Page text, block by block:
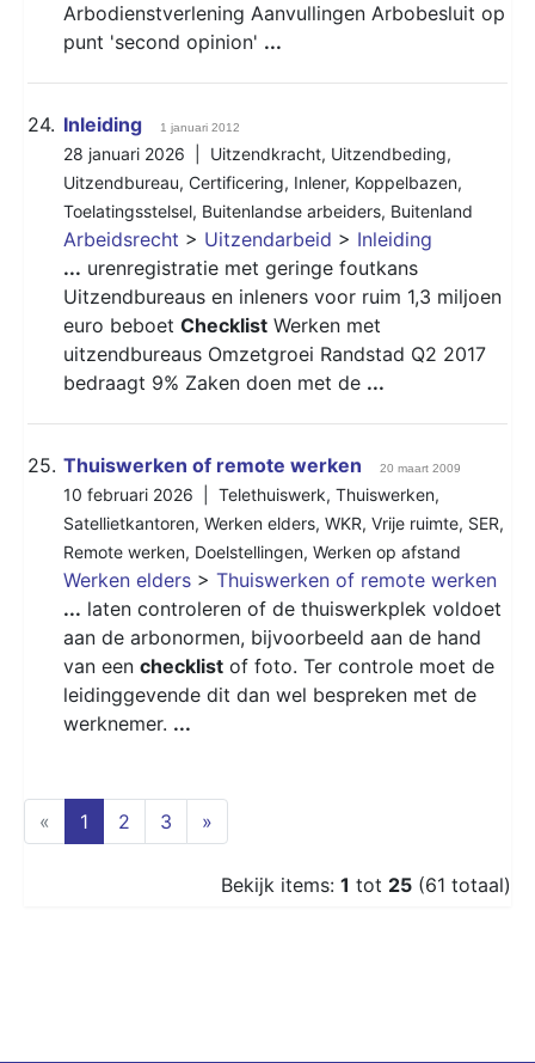
Arbodienstverlening Aanvullingen Arbobesluit op
punt 'second opinion' ...
24. Inleiding 1 januari 2012
28 januari 2026 | Uitzendkracht, Uitzendbeding,
Uitzendbureau, Certificering, Inlener, Koppelbazen,
Toelatingsstelsel, Buitenlandse arbeiders, Buitenland
Arbeidsrecht > Uitzendarbeid > Inleiding
... urenregistratie met geringe foutkans
Uitzendbureaus en inleners voor ruim 1,3 miljoen
euro beboet Checklist Werken met
uitzendbureaus Omzetgroei Randstad Q2 2017
bedraagt 9% Zaken doen met de ...
25. Thuiswerken of remote werken 20 maart 2009
10 februari 2026 | Telethuiswerk, Thuiswerken,
Satellietkantoren, Werken elders, WKR, Vrije ruimte, SER,
Remote werken, Doelstellingen, Werken op afstand
Werken elders > Thuiswerken of remote werken
... laten controleren of de thuiswerkplek voldoet
aan de arbonormen, bijvoorbeeld aan de hand
van een checklist of foto. Ter controle moet de
leidinggevende dit dan wel bespreken met de
werknemer. ...
« 1 (current)
2 3 »
Bekijk items: 1 tot 25 (61 totaal)